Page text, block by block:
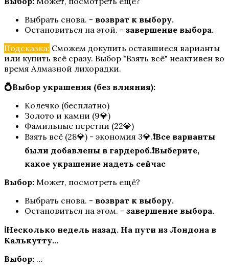
Хроники Гладиаторов
Арканум
По тонкому льду
Выбрать снова. - возврат к выбору.
Остановиться на этой. - завершение выбора.
Подсказка: Сможем докупить оставшиеся варианты
или купить всё сразу. Выбор "Взять всё" неактивен во
время Алмазной лихорадки.
💍Выбор украшения (без влияния):
Колечко (бесплатно)
Золото и камни (9💎)
Фамильные перстни (22💎)
Взять всё (28💎) - экономия 3💎.❗Все варианты
были добавлены в гардероб.❗Выберите,
какое украшение надеть сейчас
Выбор: Может, посмотреть ещё?
Выбрать снова. - возврат к выбору.
Остановиться на этом. - завершение выбора.
ℹ️Несколько недель назад. На пути из Лондона в
Калькутту...
Выбор: …